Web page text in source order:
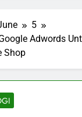
5
Adwords
Shop